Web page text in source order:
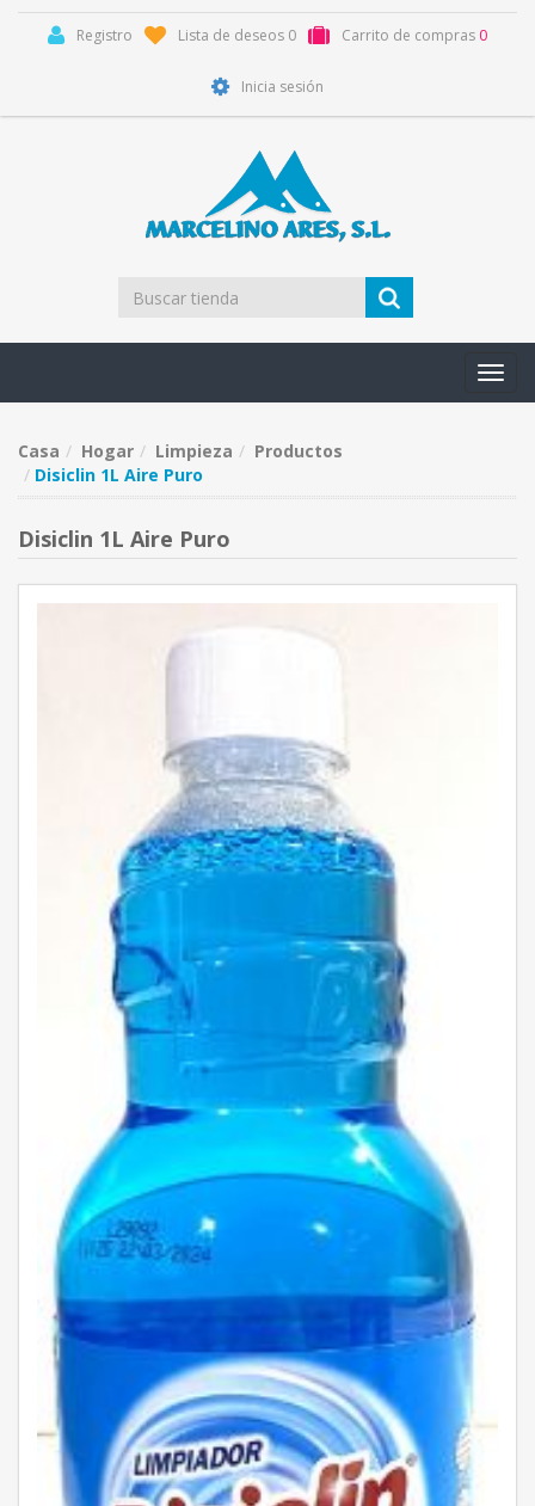
Registro Lista de deseos 0 Carrito de compras 0
Inicia sesión
Casa Hogar Limpieza
Productos
Disiclin 1L Aire Puro
Disiclin 1L Aire Puro